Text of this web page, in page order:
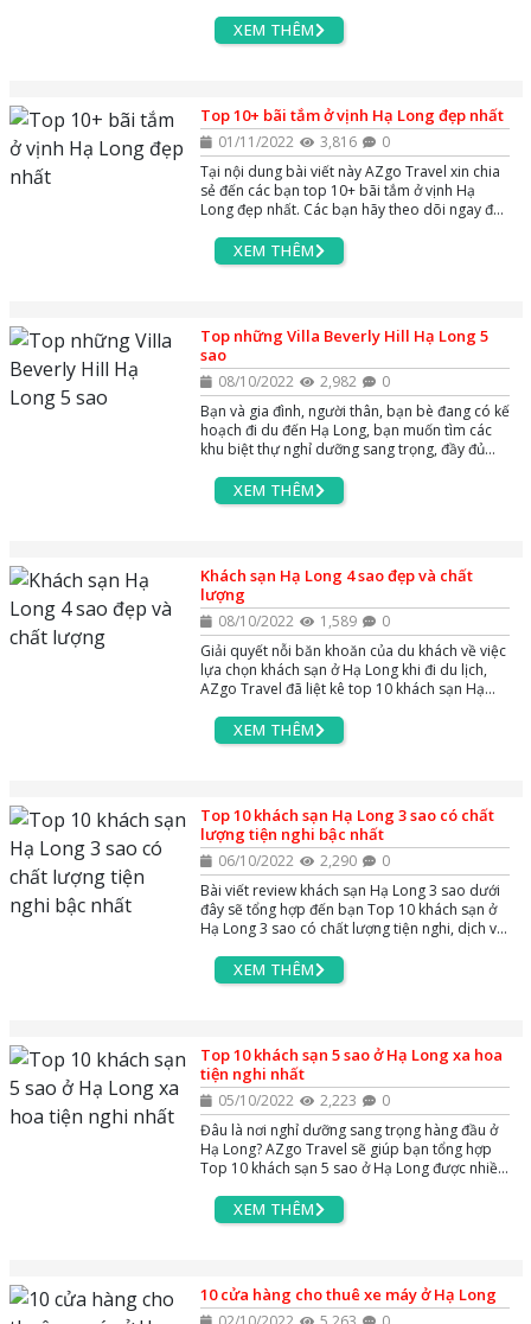
XEM THÊM
Top 10+ bãi tắm ở vịnh Hạ Long đẹp nhất
01/11/2022 3,816
0
Tại nội dung bài viết này AZgo Travel xin chia
sẻ đến các bạn top 10+ bãi tắm ở vịnh Hạ
Long đẹp nhất. Các bạn hãy theo dõi ngay để
XEM THÊM
Top những Villa Beverly Hill Hạ Long 5
sao
08/10/2022 2,982
0
Bạn và gia đình, người thân, bạn bè đang có kế
hoạch đi du đến Hạ Long, bạn muốn tìm các
khu biệt thự nghỉ dưỡng sang trọng, đầy đủ
thông tin và booking ngay những Villa Beverly
Hills Hạ Long từ 6 đến 10 phỏng ngủ - khu nghỉ
Long Quảng Ninh.
XEM THÊM
Khách sạn Hạ Long 4 sao đẹp và chất
lượng
08/10/2022 1,589
0
Giải quyết nỗi băn khoăn của du khách về việc
lựa chọn khách sạn ở Hạ Long khi đi du lịch,
AZgo Travel đã liệt kê top 10 khách sạn Hạ
2022. Tham khảo ngay bài viết dưới đây để dễ
dàng lựa chọn khách sạn chất lượng cho
XEM THÊM
Top 10 khách sạn Hạ Long 3 sao có chất
lượng tiện nghi bậc nhất
06/10/2022 2,290
0
Bài viết review khách sạn Hạ Long 3 sao dưới
đây sẽ tổng hợp đến bạn Top 10 khách sạn ở
Hạ Long 3 sao có chất lượng tiện nghi, dịch vụ
Cháy.XEM THÊM
Top 10 khách sạn 5 sao ở Hạ Long xa hoa
tiện nghi nhất
05/10/2022 2,223
0
Đâu là nơi nghỉ dưỡng sang trọng hàng đầu ở
Hạ Long? AZgo Travel sẽ giúp bạn tổng hợp
Top 10 khách sạn 5 sao ở Hạ Long được nhiều
xa hoa và chất lượng phục vụ tiện nghi bậc
nhất.
XEM THÊM
10 cửa hàng cho thuê xe máy ở Hạ Long